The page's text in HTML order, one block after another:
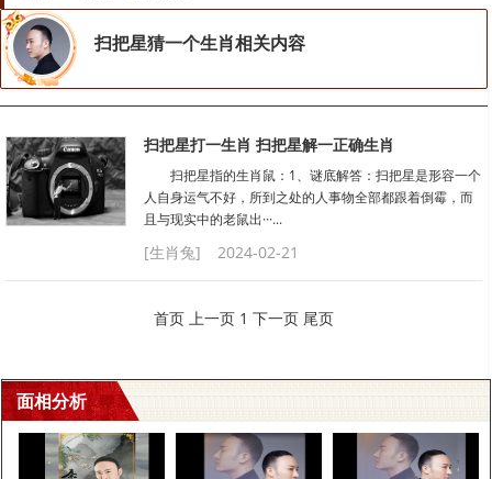
扫把星猜一个生肖相关内容
扫把星打一生肖 扫把星解一正确生肖
扫把星指的生肖鼠：1、谜底解答：扫把星是形容一个
人自身运气不好，所到之处的人事物全部都跟着倒霉，而
且与现实中的老鼠出···...
[生肖兔] 2024-02-21
首页 上一页 1 下一页 尾页
面相分析